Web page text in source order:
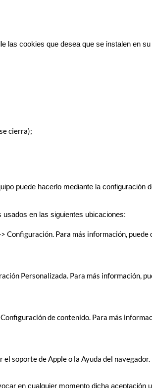
las cookies que desea que se instalen en
cierra);
puede hacerlo mediante la configuración
en las siguientes ubicaciones:
Para más información,
Personalizada. Para más información,
de contenido. Para más
soporte de Apple o la Ayuda del navegador.
en cualquier momento dicha aceptación